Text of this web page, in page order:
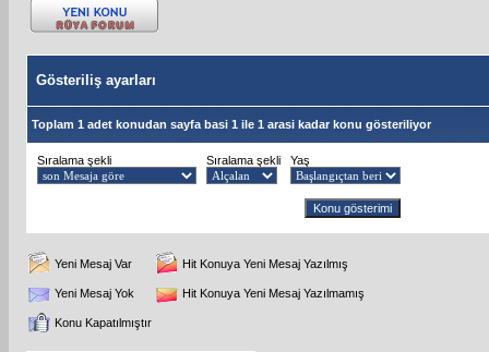
Gösteriliş ayarları
Toplam 1 adet konudan sayfa basi 1 ile 1 arasi kadar konu gösteriliyor
Sıralama şekli Sıralama şekli Yaş
Yeni Mesaj Var Hit Konuya Yeni Mesaj Yazılmış
Yeni Mesaj Yok Hit Konuya Yeni Mesaj Yazılmamış
Konu Kapatılmıştır